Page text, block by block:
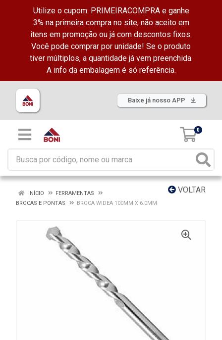
Utilize o cupom: PRIMEIRACOMPRA e ganhe
3% na primeira compra no site, não aceito em
itens em promoção ou já com descontos fixos.
Você pode comprar por unidade! Se o produto
tiver múltiplos, a quantidade já vem preenchida.
A info da embalagem é só referência.
Baixe já nosso APP
0
VOLTAR
INÍCIO
FERRAMENTAS
BROCAS E PONTAS
BROCA WIDEA 100MM X 6.0MM